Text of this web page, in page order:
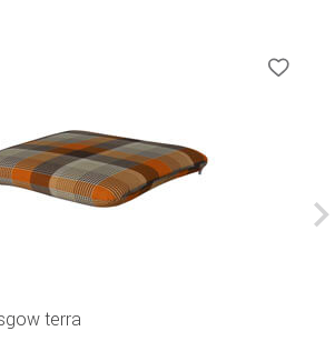
terra